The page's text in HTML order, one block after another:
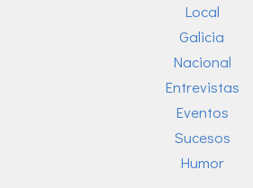
Local
Galicia
Nacional
Entrevistas
Eventos
Sucesos
Humor